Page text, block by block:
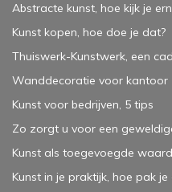
Abstracte kunst, hoe kijk je
Kunst kopen, hoe doe je dat?
Thuiswerk-Kunstwerk, een
Wanddecoratie voor kantoor
Kunst voor bedrijven, 5 tips
Zo zorgt u voor een
Kunst als toegevoegde
Kunst in je praktijk, hoe pak